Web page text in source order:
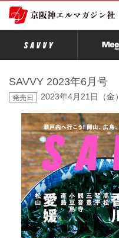
SAVVY 2023年6月号
発売日 2023年4月21日（金）